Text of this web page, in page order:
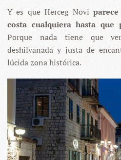
Y es que Herceg Novi
costa cualquiera hasta que
Porque nada tiene que
deshilvanada y justa de
lúcida zona histórica.